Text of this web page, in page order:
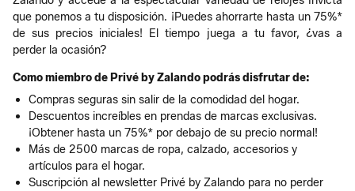
que ponemos a tu disposición. ¡Puedes ahorrarte hasta un 75%*
de sus precios iniciales! El tiempo juega a tu favor, ¿vas a
perder la ocasión?
Como miembro de Privé by Zalando podrás disfrutar de:
Compras seguras sin salir de la comodidad del hogar.
Descuentos increíbles en prendas de marcas exclusivas.
¡Obtener hasta un 75%* por debajo de su precio normal!
Más de 2500 marcas de ropa, calzado, accesorios y
artículos para el hogar.
Suscripción al newsletter Privé by Zalando para no perder